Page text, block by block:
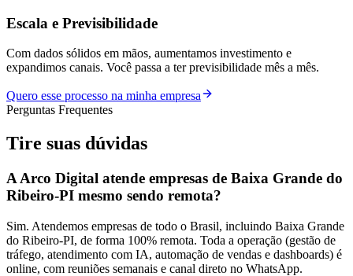
Escala e Previsibilidade
Com dados sólidos em mãos, aumentamos investimento e
expandimos canais. Você passa a ter previsibilidade mês a mês.
Quero esse processo na minha empresa
Perguntas Frequentes
Tire suas dúvidas
A Arco Digital atende empresas de Baixa Grande do
Ribeiro-PI mesmo sendo remota?
Sim. Atendemos empresas de todo o Brasil, incluindo Baixa Grande
do Ribeiro-PI, de forma 100% remota. Toda a operação (gestão de
tráfego, atendimento com IA, automação de vendas e dashboards) é
online, com reuniões semanais e canal direto no WhatsApp.